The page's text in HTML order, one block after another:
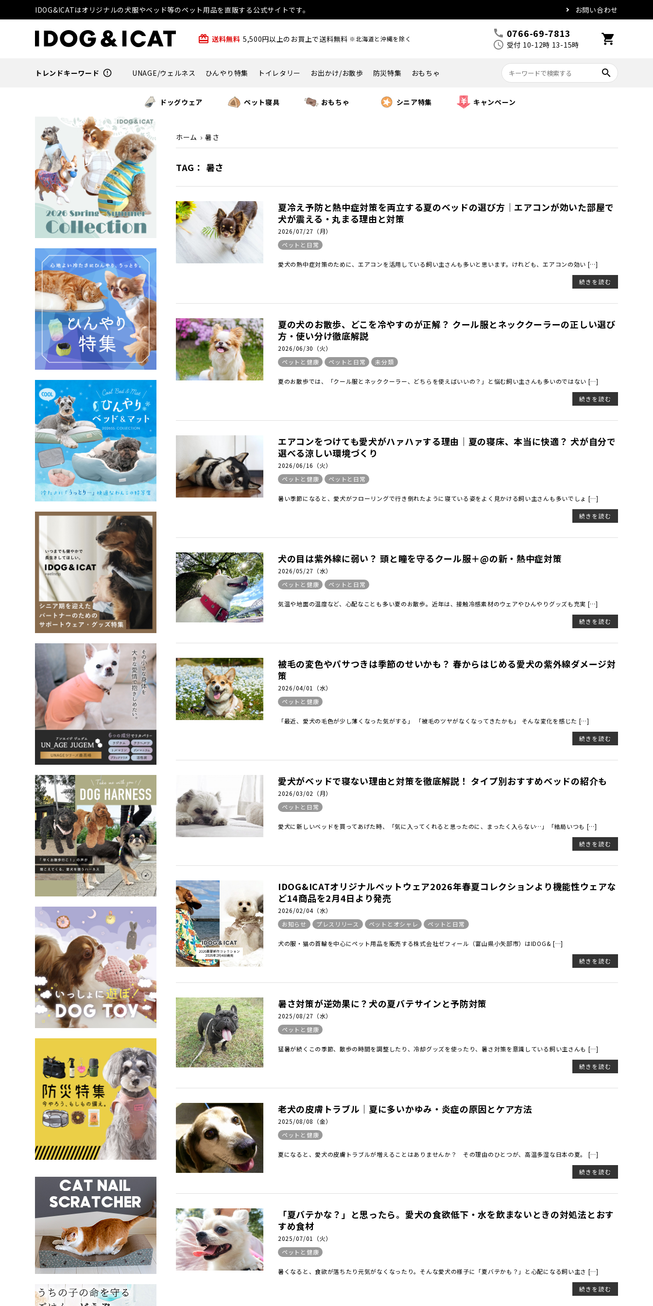
IDOG&ICATはオリジナルの犬服やベッド等のペット用品を直販する公式サイトです。 お問い合わせ
card_giftcard 送料無料 5,500円以上のお買上で送料無料 ※北海道と沖縄を除く call 0766-69-7813
schedule 受付 10-12時 13-15時 shopping_cart
トレンドキーワード error_outline UNAGE/ウェルネス ひんやり特集 トイレタリー お出かけ/お散歩 防災特集 おもちゃ search
ドッグウェア ペット寝具 おもちゃ シニア特集 キャンペーン
ホーム 暑さ
TAG： 暑さ
夏冷え予防と熱中症対策を両立する夏のベッドの選び方｜エアコンが効いた部屋で
犬が震える・丸まる理由と対策
2026/07/27（月）
ペットと日常
愛犬の熱中症対策のために、エアコンを活用している飼い主さんも多いと思います。けれども、エアコンの効い […]
続きを読む
夏の犬のお散歩、どこを冷やすのが正解？ クール服とネッククーラーの正しい選び
方・使い分け徹底解説
2026/06/30（火）
ペットと健康
ペットと日常 未分類
夏のお散歩では、「クール服とネッククーラー、どちらを使えばいいの？」と悩む飼い主さんも多いのではない […]
続きを読む
エアコンをつけても愛犬がハァハァする理由｜夏の寝床、本当に快適？ 犬が自分で
選べる涼しい環境づくり
2026/06/16（火）
ペットと健康
ペットと日常
暑い季節になると、愛犬がフローリングで行き倒れたように寝ている姿をよく見かける飼い主さんも多いでしょ […]
続きを読む
犬の目は紫外線に弱い？ 頭と瞳を守るクール服＋@の新・熱中症対策
2026/05/27（水）
ペットと健康
ペットと日常
気温や地面の温度など、心配なことも多い夏のお散歩。近年は、接触冷感素材のウェアやひんやりグッズも充実 […]
続きを読む
被毛の変色やパサつきは季節のせいかも？ 春からはじめる愛犬の紫外線ダメージ対
策
2026/04/01（水）
ペットと健康
「最近、愛犬の毛色が少し薄くなった気がする」 「被毛のツヤがなくなってきたかも」 そんな変化を感じた […]
続きを読む
愛犬がベッドで寝ない理由と対策を徹底解説！ タイプ別おすすめベッドの紹介も
2026/03/02（月）
ペットと日常
愛犬に新しいベッドを買ってあげた時、「気に入ってくれると思ったのに、まったく入らない…」「結局いつも […]
続きを読む
IDOG&ICATオリジナルペットウェア2026年春夏コレクションより機能性ウェアな
ど14商品を2月4日より発売
2026/02/04（水）
お知らせ
プレスリリース ペットとオシャレ ペットと日常
犬の服・猫の首輪を中心にペット用品を販売する株式会社ゼフィール（富山県小矢部市）はIDOG& […]
続きを読む
暑さ対策が逆効果に？犬の夏バテサインと予防対策
2025/08/27（水）
ペットと健康
猛暑が続くこの季節、散歩の時間を調整したり、冷却グッズを使ったり、暑さ対策を意識している飼い主さんも […]
続きを読む
老犬の皮膚トラブル｜夏に多いかゆみ・炎症の原因とケア方法
2025/08/08（金）
ペットと健康
夏になると、愛犬の皮膚トラブルが増えることはありませんか？ その理由のひとつが、高温多湿な日本の夏。 […]
続きを読む
「夏バテかな？」と思ったら。愛犬の食欲低下・水を飲まないときの対処法とおす
すめ食材
2025/07/01（火）
ペットと健康
暑くなると、食欲が落ちたり元気がなくなったり。そんな愛犬の様子に「夏バテかも？」と心配になる飼い主さ […]
続きを読む